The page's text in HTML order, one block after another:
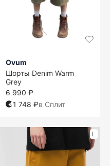
Ovum
Шорты Denim Warm
Grey
6 990 ₽
1 748 ₽в Сплит
L